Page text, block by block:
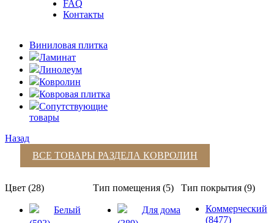
FAQ
Контакты
Виниловая плитка
Ламинат
Линолеум
Ковролин
Ковровая плитка
Сопутствующие
товары
Назад
ВСЕ ТОВАРЫ РАЗДЕЛА КОВРОЛИН
Цвет (28)
Белый
Тип помещения (5)
Для дома
Тип покрытия (9)
Коммерческий
(8477)